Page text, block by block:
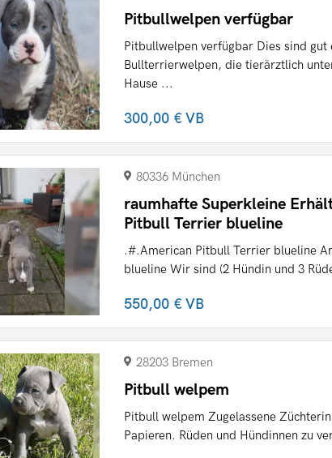
Pitbullwelpen verfügbar
Pitbullwelpen verfügbar Dies sind gut
Bullterrierwelpen, die tierärztlich
Hause ...
300,00 €VB
80336 München
raumhafte Superkleine
Pitbull Terrier blueline
.#.American Pitbull Terrier blueline
blueline Wir sind (2 Hündin und 3
550,00 €VB
28203 Bremen
Pitbull welpem
Pitbull welpem Zugelassene
Papieren. Rüden und Hündinnen zu